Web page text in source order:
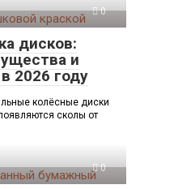
0
дисков:
и
2026 году
колёсные диски
сколы от
0